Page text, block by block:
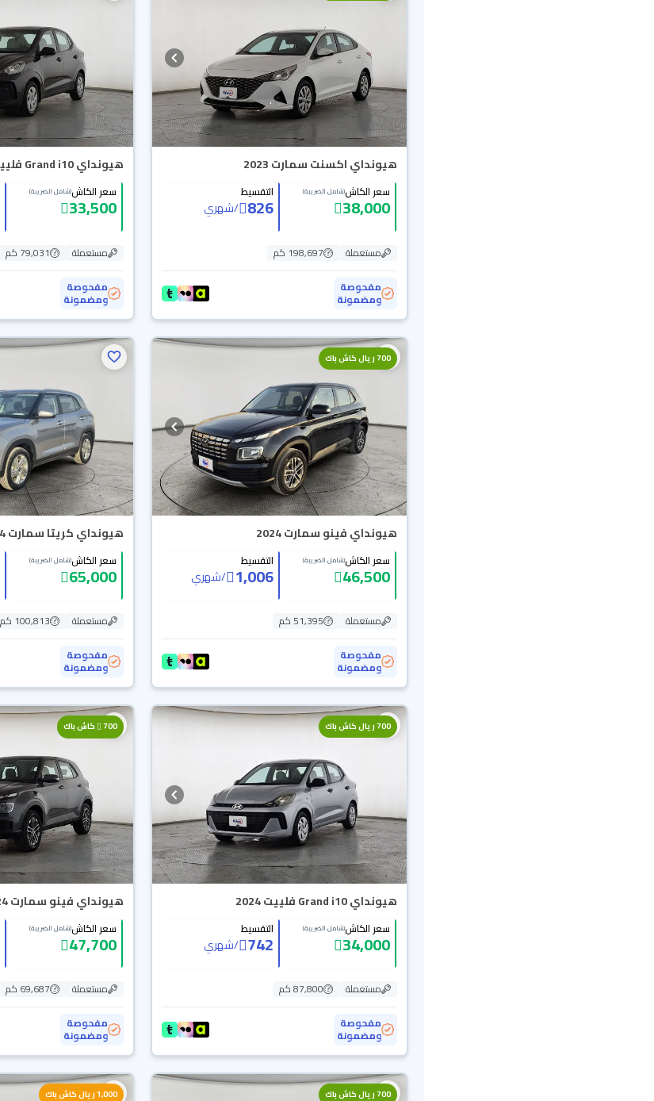
هيونداي اكسنت سمارت 2023
سعر الكاش(شامل الضريبة)
38,000
التقسيط
826
/شهري
مستعملة
198,697 كم
مفحوصة
ومضمونة
هيونداي Grand i10 فلييت 2024
سعر الكاش(شامل الضريبة)
33,500
مستعملة
79,031 كم
مفحوصة
ومضمونة
700 ريال كاش باك
هيونداي فينو سمارت 2024
سعر الكاش(شامل الضريبة)
46,500
التقسيط
1,006
/شهري
مستعملة
51,395 كم
مفحوصة
ومضمونة
هيونداي كريتا سمارت 2024
سعر الكاش(شامل الضريبة)
65,000
مستعملة
100,813 كم
مفحوصة
ومضمونة
700 ريال كاش باك
هيونداي Grand i10 فلييت 2024
سعر الكاش(شامل الضريبة)
34,000
التقسيط
742
/شهري
مستعملة
87,800 كم
مفحوصة
ومضمونة
700 كاش باك
هيونداي فينو سمارت 2024
سعر الكاش(شامل الضريبة)
47,700
مستعملة
69,687 كم
مفحوصة
ومضمونة
700 ريال كاش باك 1,000 ريال كاش باك